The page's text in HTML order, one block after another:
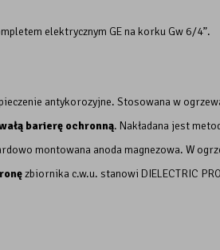
elektrycznym GE na korku Gw 6/4”.
antykorozyjne. Stosowana w
barierę ochronną. Nakładana jest
montowana anoda magnezowa. W
zbiornika c.w.u. stanowi DIELECTRIC